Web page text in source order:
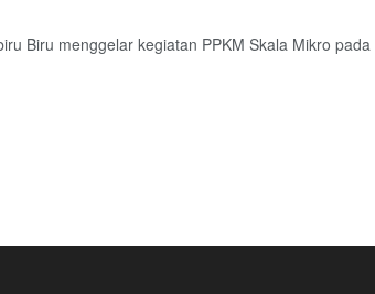
Biru menggelar kegiatan PPKM Skala Mikro